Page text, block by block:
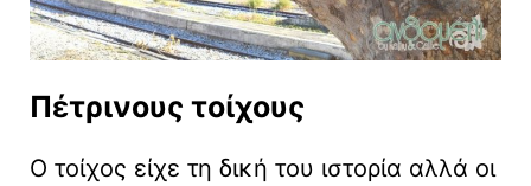
Πέτρινους τοίχους
Ο τοίχος είχε τη δική του ιστορία αλλά οι